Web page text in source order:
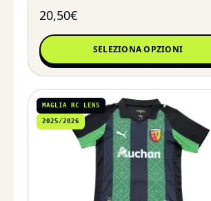
20,50€
SELEZIONA OPZIONI
MAGLIA RC LENS
2025/2026